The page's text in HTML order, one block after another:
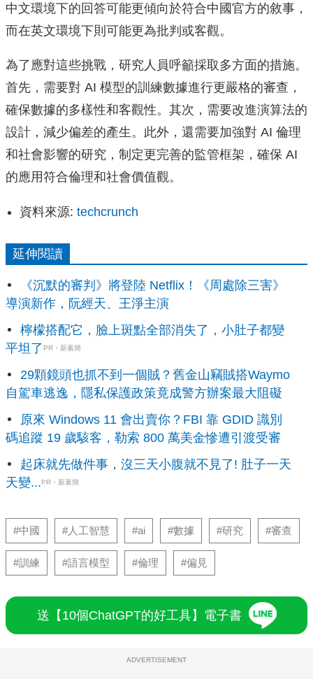
中文環境下的回答可能更傾向於符合中國官方的敘事，
而在英文環境下則可能更為批判或客觀。
為了應對這些挑戰，研究人員呼籲採取多方面的措施。
首先，需要對 AI 模型的訓練數據進行更嚴格的審查，
確保數據的多樣性和客觀性。其次，需要改進演算法的
設計，減少偏差的產生。此外，還需要加強對 AI 倫理
和社會影響的研究，制定更完善的監管框架，確保 AI
的應用符合倫理和社會價值觀。
資料來源: techcrunch
延伸閱讀
《沉默的審判》將登陸 Netflix！《周處除三害》
導演新作，阮經天、王淨主演
檸檬搭配它，臉上斑點全部消失了，小肚子都變
平坦了 PR・新素簡
29顆鏡頭也抓不到一個賊？舊金山竊賊搭Waymo
自駕車逃逸，隱私保護政策竟成警方辦案最大阻礙
原來 Windows 11 會出賣你？FBI 靠 GDID 識別
碼追蹤 19 歲駭客，勒索 800 萬美金慘遭引渡受審
起床就先做件事，沒三天小腹就不見了! 肚子一天
天變...PR・新素簡
#中國 #人工智慧 #ai #數據 #研究 #審查
#訓練 #語言模型 #倫理 #偏見
送【10個ChatGPT的好工具】電子書
ADVERTISEMENT